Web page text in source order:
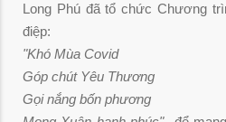
Long Phú đã tổ chức Chương
điệp:
"Khó Mùa Covid
Góp chút Yêu Thương
Gọi nắng bốn phương